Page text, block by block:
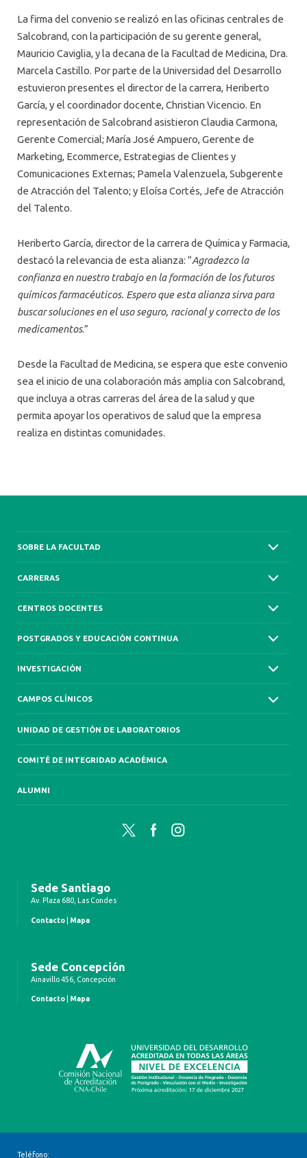
La firma del convenio se realizó en las oficinas centrales de
Salcobrand, con la participación de su gerente general,
Mauricio Caviglia, y la decana de la Facultad de Medicina, Dra.
Marcela Castillo. Por parte de la Universidad del Desarrollo
estuvieron presentes el director de la carrera, Heriberto
García, y el coordinador docente, Christian Vicencio. En
representación de Salcobrand asistieron Claudia Carmona,
Gerente Comercial; María José Ampuero, Gerente de
Marketing, Ecommerce, Estrategias de Clientes y
Comunicaciones Externas; Pamela Valenzuela, Subgerente
de Atracción del Talento; y Eloísa Cortés, Jefe de Atracción
del Talento.
Heriberto García, director de la carrera de Química y Farmacia,
destacó la relevancia de esta alianza: “Agradezco la
confianza en nuestro trabajo en la formación de los futuros
químicos farmacéuticos. Espero que esta alianza sirva para
buscar soluciones en el uso seguro, racional y correcto de los
medicamentos.”
Desde la Facultad de Medicina, se espera que este convenio
sea el inicio de una colaboración más amplia con Salcobrand,
que incluya a otras carreras del área de la salud y que
permita apoyar los operativos de salud que la empresa
realiza en distintas comunidades.
SOBRE LA FACULTAD
CARRERAS
CENTROS DOCENTES
POSTGRADOS Y EDUCACIÓN CONTINUA
INVESTIGACIÓN
CAMPOS CLÍNICOS
UNIDAD DE GESTIÓN DE LABORATORIOS
COMITÉ DE INTEGRIDAD ACADÉMICA
ALUMNI
Twitter FacebookInstagram
Sede Santiago
Av. Plaza 680, Las Condes
Contacto Mapa
Sede Concepción
Ainavillo 456, Concepción
Contacto Mapa
Teléfono: